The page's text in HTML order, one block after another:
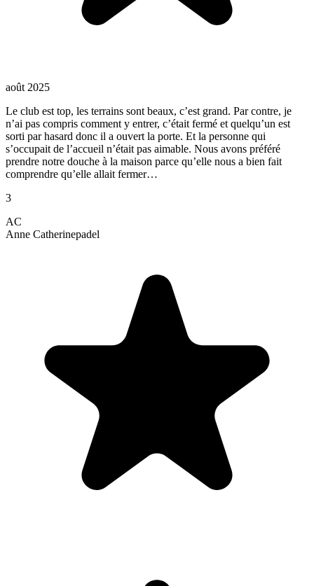
août 2025
Le club est top, les terrains sont beaux, c’est grand. Par contre, je
n’ai pas compris comment y entrer, c’était fermé et quelqu’un est
sorti par hasard donc il a ouvert la porte. Et la personne qui
s’occupait de l’accueil n’était pas aimable. Nous avons préféré
prendre notre douche à la maison parce qu’elle nous a bien fait
comprendre qu’elle allait fermer…
3
AC
Anne Catherinepadel